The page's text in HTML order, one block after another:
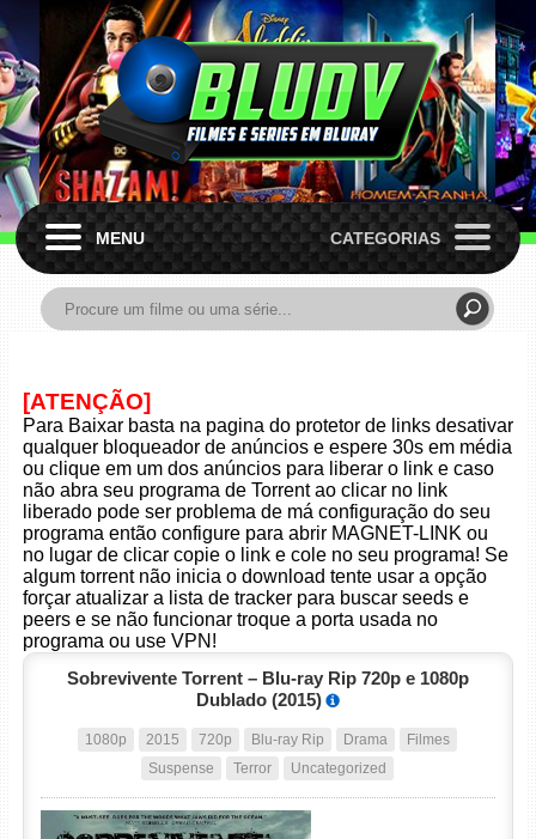
MENU CATEGORIAS
[ATENÇÃO]
Para Baixar basta na pagina do protetor de links desativar
qualquer bloqueador de anúncios e espere 30s em média
ou clique em um dos anúncios para liberar o link e caso
não abra seu programa de Torrent ao clicar no link
liberado pode ser problema de má configuração do seu
programa então configure para abrir MAGNET-LINK ou
no lugar de clicar copie o link e cole no seu programa! Se
algum torrent não inicia o download tente usar a opção
forçar atualizar a lista de tracker para buscar seeds e
peers e se não funcionar troque a porta usada no
programa ou use VPN!
Sobrevivente Torrent – Blu-ray Rip 720p e 1080p
Dublado (2015)
1080p 2015 720p Blu-ray Rip Drama
Filmes
Suspense
Terror Uncategorized